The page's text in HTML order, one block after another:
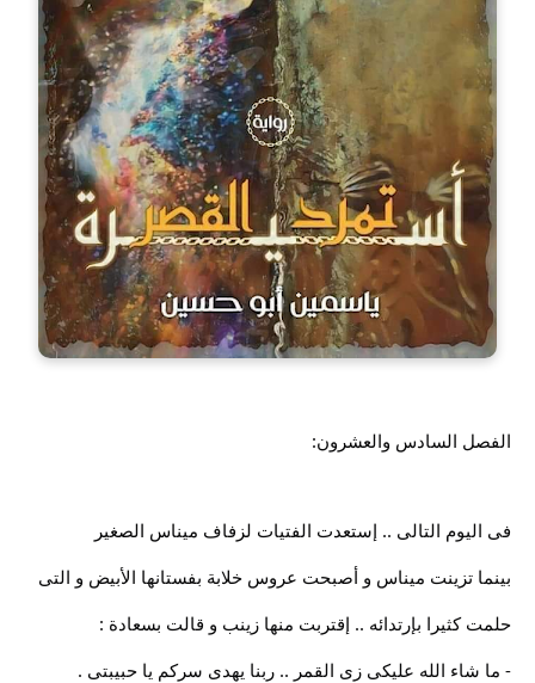
الفصل السادس والعشرون:
فى اليوم التالى .. إستعدت الفتيات لزفاف ميناس الصغير
بينما تزينت ميناس و أصبحت عروس خلابة بفستانها الأبيض و التى
حلمت كثيرا بإرتدائه .. إقتربت منها زينب و قالت بسعادة :
- ما شاء الله عليكى زى القمر .. ربنا يهدى سركم يا حبيبتى .